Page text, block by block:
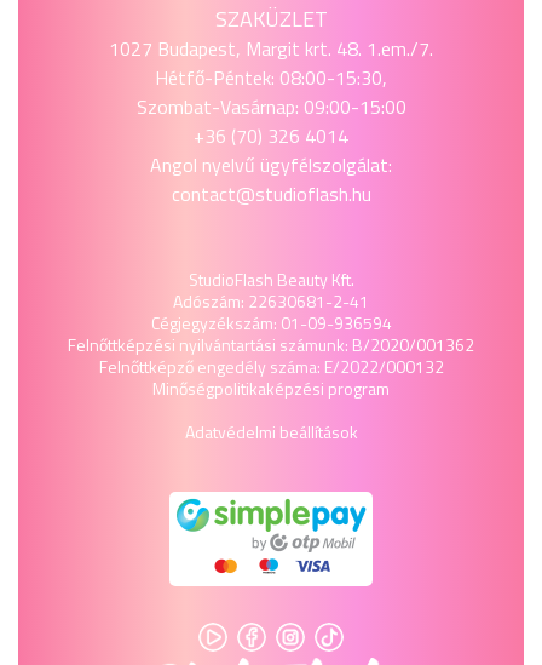
SZAKÜZLET
1027 Budapest, Margit krt. 48. 1.em./7.
Hétfő-Péntek: 08:00-15:30,
Szombat-Vasárnap: 09:00-15:00
+36 (70) 326 4014
Angol nyelvű ügyfélszolgálat:
contact@studioflash.hu
StudioFlash Beauty Kft.
Adószám: 22630681-2-41
Cégjegyzékszám: 01-09-936594
Felnőttképzési nyilvántartási számunk: B/2020/001362
Felnőttképző engedély száma: E/2022/000132
Minőségpolitikaképzési program
Adatvédelmi beállítások